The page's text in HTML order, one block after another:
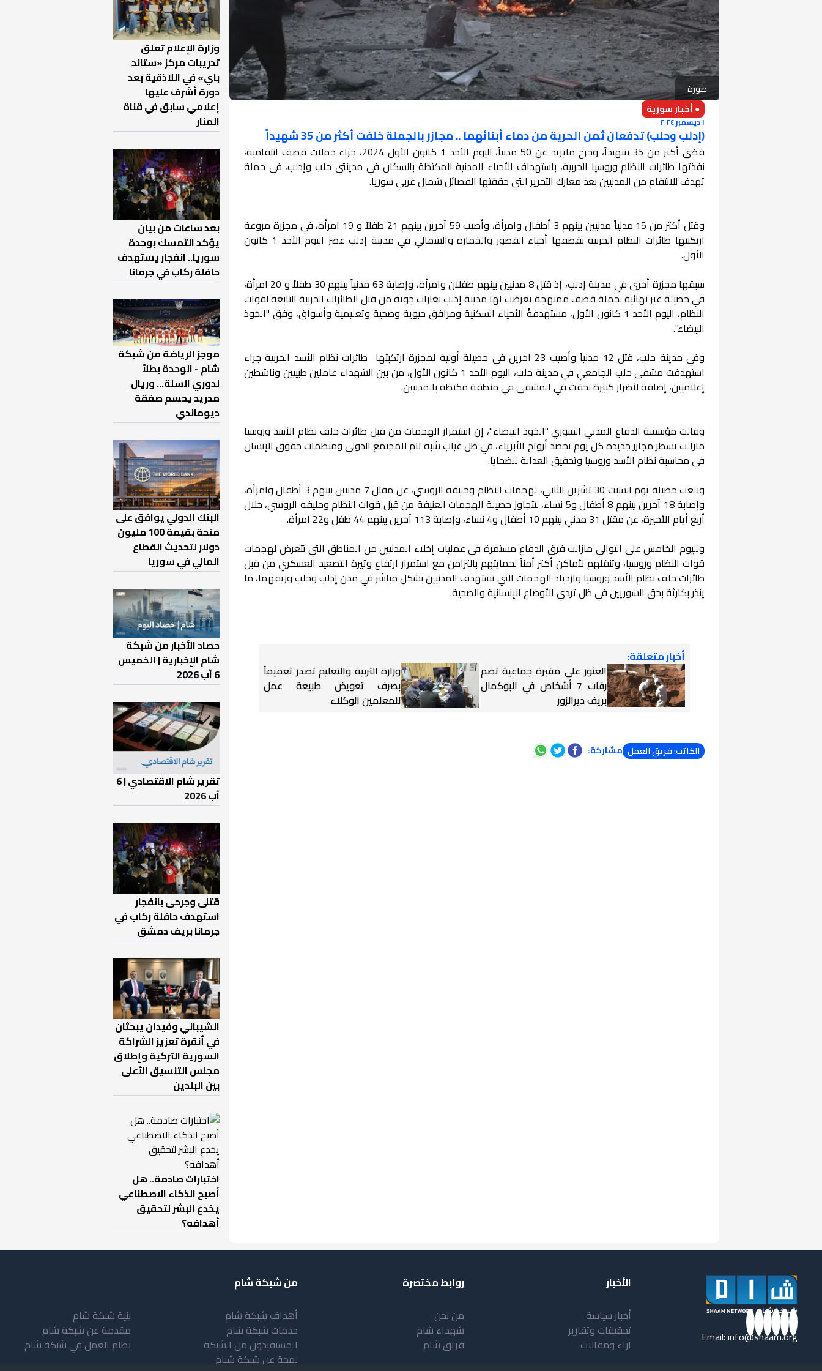
صورة
● أخبار سورية
١ ديسمبر ٢٠٢٤
(إدلب وحلب) تدفعان ثمن الحرية من دماء أبنائهما .. مجازر بالجملة خلفت أكثر من 35 شهيداً
قضى أكثر من 35 شهيداً، وجرح مايزيد عن 50 مدنياً، اليوم الأحد 1 كانون الأول 2024، جراء حملات قصف انتقامية،
نفذتها طائرات النظام وروسيا الحربية، باستهداف الأحياء المدنية المكتظة بالسكان في مدينتي حلب وإدلب، في حملة
تهدف للانتقام من المدنيين بعد معارك التحرير التي حققتها الفصائل شمال غربي سوريا.
وقتل أكثر من 15 مدنياً مدنيين بينهم 3 أطفال وامرأة، وأصيب 59 آخرين بينهم 21 طفلاً و 19 امرأة، في مجزرة مروعة
ارتكبتها طائرات النظام الحربية بقصفها أحياء القصور والخمارة والشمالي في مدينة إدلب عصر اليوم الأحد 1 كانون
الأول.
سبقها مجزرة أخرى في مدينة إدلب، إذ قتل 8 مدنيين بينهم طفلان وامرأة، وإصابة 63 مدنياً بينهم 30 طفلاً و 20 امرأة،
في حصيلة غير نهائية لحملة قصف ممنهجة تعرضت لها مدينة إدلب بغارات جوية من قبل الطائرات الحربية التابعة لقوات
النظام، اليوم الأحد 1 كانون الأول، مستهدفةً الأحياء السكنية ومرافق حيوية وصحية وتعليمية وأسواق، وفق "الخوذ
البيضاء".
وفي مدينة حلب، قتل 12 مدنياً وأصيب 23 آخرين في حصيلة أولية لمجزرة ارتكبتها طائرات نظام الأسد الحربية جراء
استهدفت مشفى حلب الجامعي في مدينة حلب، اليوم الأحد 1 كانون الأول، من بين الشهداء عاملين طبييين وناشطين
إعلاميين، إضافة لأضرار كبيرة لحقت في المشفى في منطقة مكتظة بالمدنيين.
وقالت مؤسسة الدفاع المدني السوري "الخوذ البيضاء"، إن استمرار الهجمات من قبل طائرات حلف نظام الأسد وروسيا
مازالت تسطر مجازر جديدة كل يوم تحصد أرواح الأبرياء، في ظل غياب شبه تام للمجتمع الدولي ومنظمات حقوق الإنسان
في محاسبة نظام الأسد وروسيا وتحقيق العدالة للضحايا.
وبلغت حصيلة يوم السبت 30 تشرين الثاني، لهجمات النظام وحليفه الروسي، عن مقتل 7 مدنيين بينهم 3 أطفال وامرأة،
وإصابة 18 آخرين بينهم 8 أطفال و5 نساء، لتتجاوز حصيلة الهجمات العنيفة من قبل قوات النظام وحليفه الروسي، خلال
أربع أيام الأخيرة، عن مقتل 31 مدني بينهم 10 أطفال و4 نساء، وإصابة 113 آخرين بينهم 44 طفل و22 امرأة.
ولليوم الخامس على التوالي مازالت فرق الدفاع مستمرة في عمليات إخلاء المدنيين من المناطق التي تتعرض لهجمات
قوات النظام وروسيا، وتنقلهم لأماكن أكثر أمناً لحمايتهم بالتزامن مع استمرار ارتفاع وتيرة التصعيد العسكري من قبل
طائرات حلف نظام الأسد وروسيا وازدياد الهجمات التي تستهدف المدنيين بشكل مباشر في مدن إدلب وحلب وريفهما، ما
ينذر بكارثة بحق السوريين في ظل تردي الأوضاع الإنسانية والصحية.
أخبار متعلقة:
العثور على مقبرة جماعية تضم
رفات 7 أشخاص في البوكمال
بريف ديرالزور
وزارة التربية والتعليم تصدر تعميماً
بصرف تعويض طبيعة عمل
للمعلمين الوكلاء
الكاتب: فريق العمل مشاركة:
وزارة الإعلام تعلق
تدريبات مركز «ستاند
باي» في اللاذقية بعد
دورة أشرف عليها
إعلامي سابق في قناة
المنار
بعد ساعات من بيان
يؤكد التمسك بوحدة
سوريا.. انفجار يستهدف
حافلة ركاب في جرمانا
موجز الرياضة من شبكة
شام - الوحدة بطلاً
لدوري السلة... وريال
مدريد يحسم صفقة
ديوماندي
البنك الدولي يوافق على
منحة بقيمة 100 مليون
دولار لتحديث القطاع
المالي في سوريا
حصاد الأخبار من شبكة
شام الإخبارية | الخميس
6 آب 2026
تقرير شام الاقتصادي | 6
آب 2026
قتلى وجرحى بانفجار
استهدف حافلة ركاب في
جرمانا بريف دمشق
الشيباني وفيدان يبحثان
في أنقرة تعزيز الشراكة
السورية التركية وإطلاق
مجلس التنسيق الأعلى
بين البلدين
اختبارات صادمة.. هل
أصبح الذكاء الاصطناعي
يخدع البشر لتحقيق
أهدافه؟
Email:info@shaam.org
الأخبار
أخبار سياسة
تحقيقات وتقارير
آراء ومقالات
روابط مختصرة
من نحن
شهداء شام
فريق شام
من شبكة شام
أهداف شبكة شام
خدمات شبكة شام
المستفيدون من الشبكة
لمحة عن شبكة شبام
بنية شبكة شام
مقدمة عن شبكة شام
نظام العمل في شبكة شام